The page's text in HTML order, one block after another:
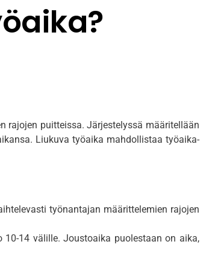
rajojen puitteissa. Järjestelyssä määritellään
Liukuva työaika mahdollistaa työaika-
työnantajan määrittelemien rajojen
14 välille. Joustoaika puolestaan on aika,